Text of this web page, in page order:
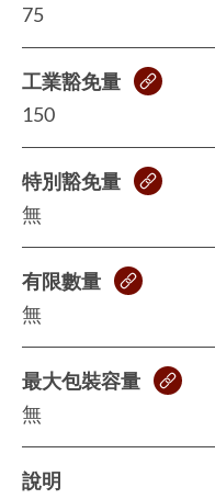
75
工業豁免量
150
特別豁免量
無
有限數量
無
最大包裝容量
無
說明